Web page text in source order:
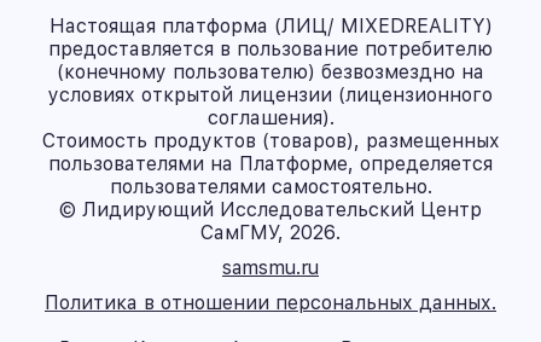
Настоящая платформа (ЛИЦ/ MIXEDREALITY)
предоставляется в пользование потребителю
(конечному пользователю) безвозмездно на
условиях открытой лицензии (лицензионного
соглашения).
Стоимость продуктов (товаров), размещенных
пользователями на Платформе, определяется
пользователями самостоятельно.
© Лидирующий Исследовательский Центр
СамГМУ, 2026.
samsmu.ru
Политика в отношении персональных данных.